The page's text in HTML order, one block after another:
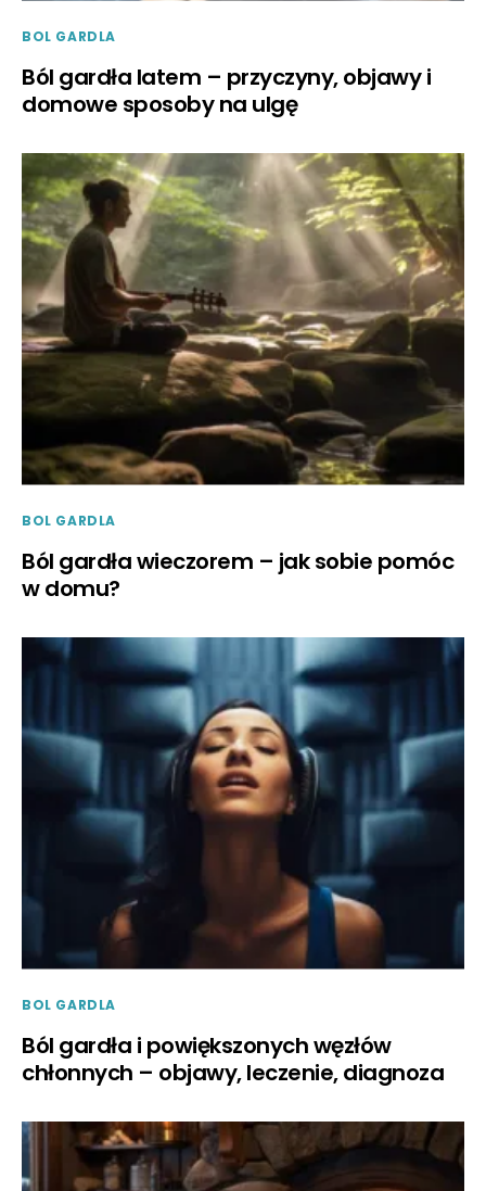
BOL GARDLA
Ból gardła latem – przyczyny, objawy i
domowe sposoby na ulgę
BOL GARDLA
Ból gardła wieczorem – jak sobie pomóc
w domu?
BOL GARDLA
Ból gardła i powiększonych węzłów
chłonnych – objawy, leczenie, diagnoza